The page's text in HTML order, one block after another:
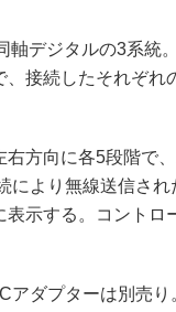
軸デジタルの3系統
接続したそれぞれ
方向に各5段階で
により無線送信さ
示する。コントロ
アダプターは別売